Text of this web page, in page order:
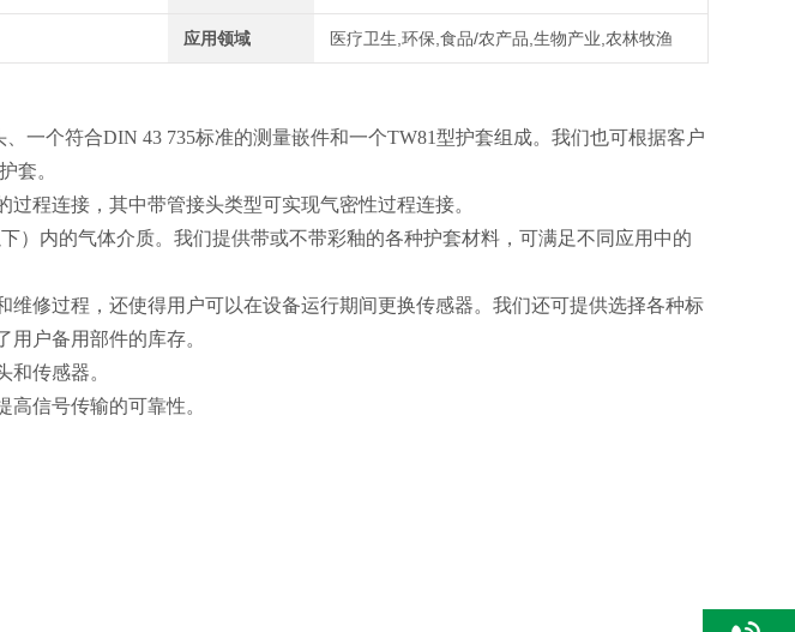
应用领域 医疗卫生,环保,食品/农产品,生物产业,农林牧渔
一个符合DIN 43 735标准的测量嵌件和一个TW81型护套组成。我们也可根据客户
套。
程连接，其中带管接头类型可实现气密性过程连接。
）内的气体介质。我们提供带或不带彩釉的各种护套材料，可满足不同应用中的
维修过程，还使得用户可以在设备运行期间更换传感器。我们还可提供选择各种标
户备用部件的库存。
传感器。
信号传输的可靠性。